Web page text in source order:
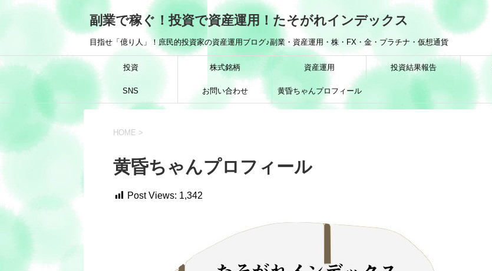
副業で稼ぐ！投資で資産運用！たそがれインデックス
目指せ「億り人」！庶民的投資家の資産運用ブログ♪副業・資産運用・株・FX・金・プラチナ・仮想通貨
投資 株式銘柄 資産運用 投資結果報告
SNS お問い合わせ 黄昏ちゃんプロフィール
HOME >
黄昏ちゃんプロフィール
Post Views: 1,342